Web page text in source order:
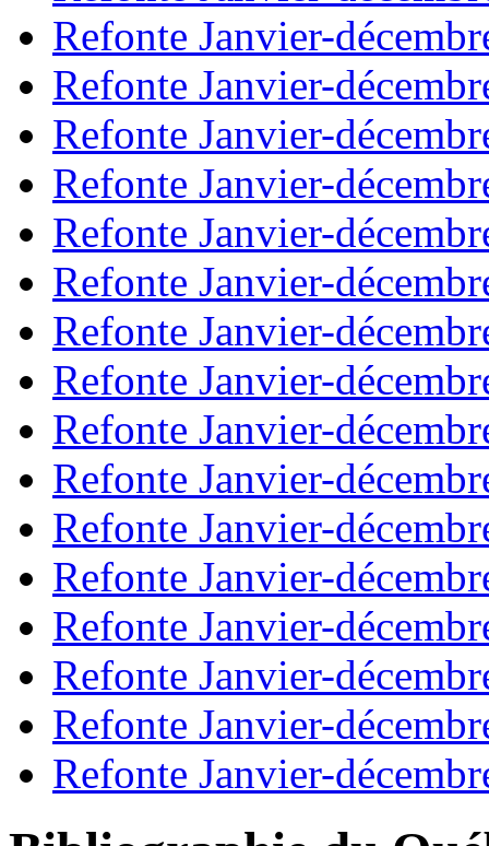
Refonte Janvier-
Refonte Janvier-
Refonte Janvier-
Refonte Janvier-
Refonte Janvier-
Refonte Janvier-
Refonte Janvier-
Refonte Janvier-
Refonte Janvier-
Refonte Janvier-
Refonte Janvier-
Refonte Janvier-
Refonte Janvier-
Refonte Janvier-
Refonte Janvier-
Refonte Janvier-